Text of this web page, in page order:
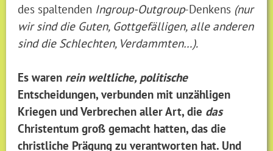
des spaltenden Ingroup-Outgroup-Denkens (nur
wir sind die Guten, Gottgefälligen, alle anderen
sind die Schlechten, Verdammten…).
Es waren rein weltliche, politische
Entscheidungen, verbunden mit unzähligen
Kriegen und Verbrechen aller Art, die das
Christentum groß gemacht hatten, das die
christliche Prägung zu verantworten hat. Und